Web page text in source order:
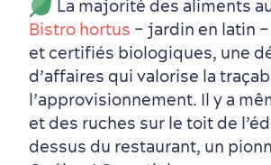
Périphérie de la ville
Activités en hiver
en famille
Centres de villégiature
Informations pratiques
La majorité des aliments
Bistro hortus – jardin en latin
et certifiés biologiques, une
d’affaires qui valorise la
l’approvisionnement. Il y a
et des ruches sur le toit de
dessus du restaurant, un